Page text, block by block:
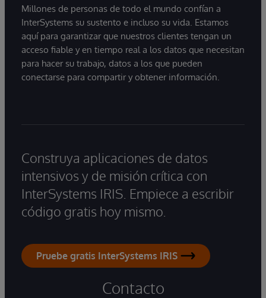
Millones de personas de todo el mundo confían a
InterSystems su sustento e incluso su vida. Estamos
aquí para garantizar que nuestros clientes tengan un
acceso fiable y en tiempo real a los datos que necesitan
para hacer su trabajo, datos a los que pueden
conectarse para compartir y obtener información.
Construya aplicaciones de datos
intensivos y de misión crítica con
InterSystems IRIS. Empiece a escribir
código gratis hoy mismo.
Pruebe gratis InterSystems IRIS
Contacto